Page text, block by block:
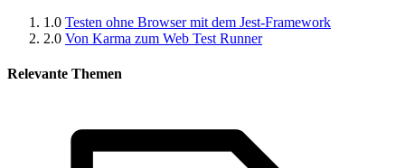
1.0 Testen ohne Browser mit dem Jest-Framework
2.0 Von Karma zum Web Test Runner
Relevante Themen